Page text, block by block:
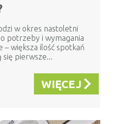
w okres nastoletni
potrzeby i wymagania
– większa ilość spotkań
się pierwsze...
WIĘCEJ